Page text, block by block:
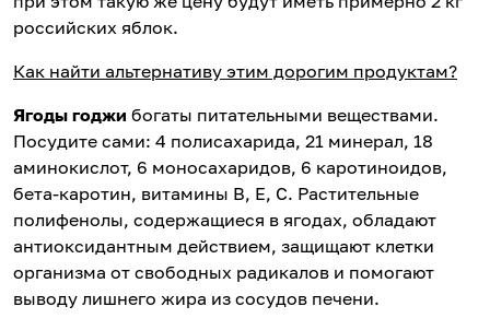
российских яблок.
Как найти альтернативу этим дорогим продуктам?
Ягоды годжи богаты питательными веществами.
Посудите сами: 4 полисахарида, 21 минерал, 18
аминокислот, 6 моносахаридов, 6 каротиноидов,
бета-каротин, витамины B, E, C. Растительные
полифенолы, содержащиеся в ягодах, обладают
антиоксидантным действием, защищают клетки
организма от свободных радикалов и помогают
выводу лишнего жира из сосудов печени.